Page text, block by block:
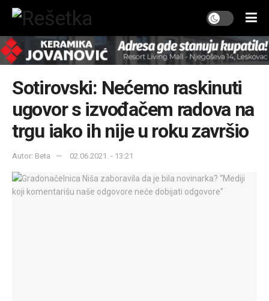
Sotirovski: Nećemo raskinuti
ugovor s izvođačem radova na
trgu iako ih nije u roku završio
Autor: Beta 02.06.2021. - 13:21